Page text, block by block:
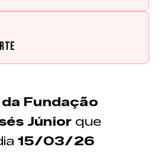
Fundação
Júnior que
15/03/26